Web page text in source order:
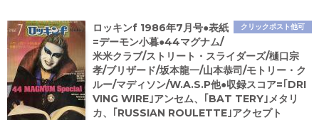
クリックポスト他可
ロッキンf 1986年7月号●表紙
=デーモン小暮●44マグナム/
米米クラブ/ストリート・スライダーズ/樋口宗
孝/ブリザード/坂本龍一/山本恭司/モトリー・ク
ルー/マディソン/W.A.S.P他●収録スコア=｢DRI
VING WIRE｣アンセム、｢BAT TERY｣メタリ
カ、｢RUSSIAN ROULETTE｣アクセプト